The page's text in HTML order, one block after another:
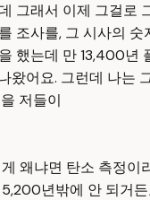
그래서 이제 그걸로
조사를, 그 시사의 숫
했는데 만 13,400년
왔어요. 그런데 나는
저들이
왜냐면 탄소 측정이
년밖에 안 되거